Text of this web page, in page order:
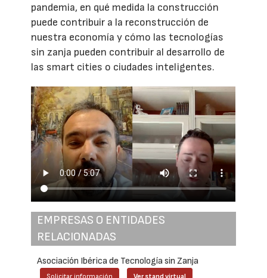
pandemia, en qué medida la construcción
puede contribuir a la reconstrucción de
nuestra economía y cómo las tecnologías
sin zanja pueden contribuir al desarrollo de
las smart cities o ciudades inteligentes.
EMPRESAS O ENTIDADES
RELACIONADAS
Asociación Ibérica de Tecnología sin Zanja